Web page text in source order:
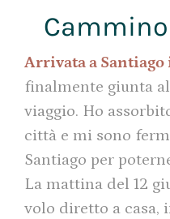
Arrivata a Santiago
finalmente giunta
viaggio. Ho
città e mi sono
Santiago per
La mattina del 12
volo diretto a casa,